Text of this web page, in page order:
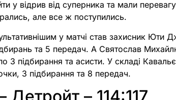
у відрив від суперника та мали
але все ж поступились.
у матчі став захисник Юти
та 5 передач. А Святослав
3 підбирання та асисти. У складі
3 підбирання та 8 передач.